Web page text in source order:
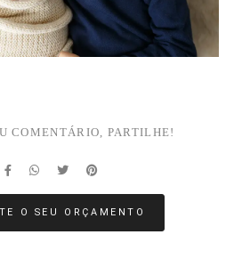
COMENTÁRIO, PARTILHE!
O SEU ORÇAMENTO